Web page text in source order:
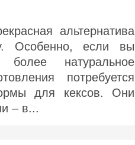
альтернатива
Особенно, если вы
натуральное
потребуется
для кексов. Они
– в...